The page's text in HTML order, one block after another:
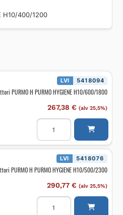
H10/400/1200
LVI 5418094
PURMO H PURMO HYGIENE H10/600/1800
267,38 € (alv 25,5%)
Radiaattori
PURMO
PURMO
HYGIENE
H10/600/1800
määrä
LVI 5418076
PURMO H PURMO HYGIENE H10/500/2300
290,77 € (alv 25,5%)
Radiaattori
PURMO